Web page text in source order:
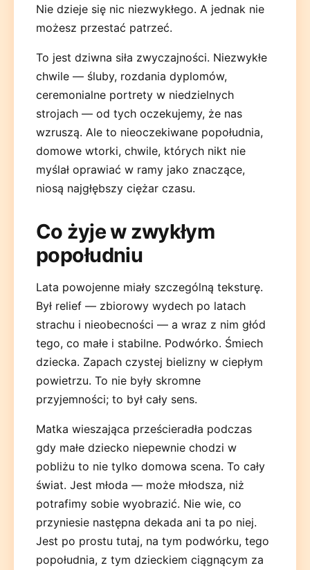
Nie dzieje się nic niezwykłego. A jednak nie
możesz przestać patrzeć.
To jest dziwna siła zwyczajności. Niezwykłe
chwile — śluby, rozdania dyplomów,
ceremonialne portrety w niedzielnych
strojach — od tych oczekujemy, że nas
wzruszą. Ale to nieoczekiwane popołudnia,
domowe wtorki, chwile, których nikt nie
myślał oprawiać w ramy jako znaczące,
niosą najgłębszy ciężar czasu.
Co żyje w zwykłym
popołudniu
Lata powojenne miały szczególną teksturę.
Był relief — zbiorowy wydech po latach
strachu i nieobecności — a wraz z nim głód
tego, co małe i stabilne. Podwórko. Śmiech
dziecka. Zapach czystej bielizny w ciepłym
powietrzu. To nie były skromne
przyjemności; to był cały sens.
Matka wieszająca prześcieradła podczas
gdy małe dziecko niepewnie chodzi w
pobliżu to nie tylko domowa scena. To cały
świat. Jest młoda — może młodsza, niż
potrafimy sobie wyobrazić. Nie wie, co
przyniesie następna dekada ani ta po niej.
Jest po prostu tutaj, na tym podwórku, tego
popołudnia, z tym dzieckiem ciągnącym za